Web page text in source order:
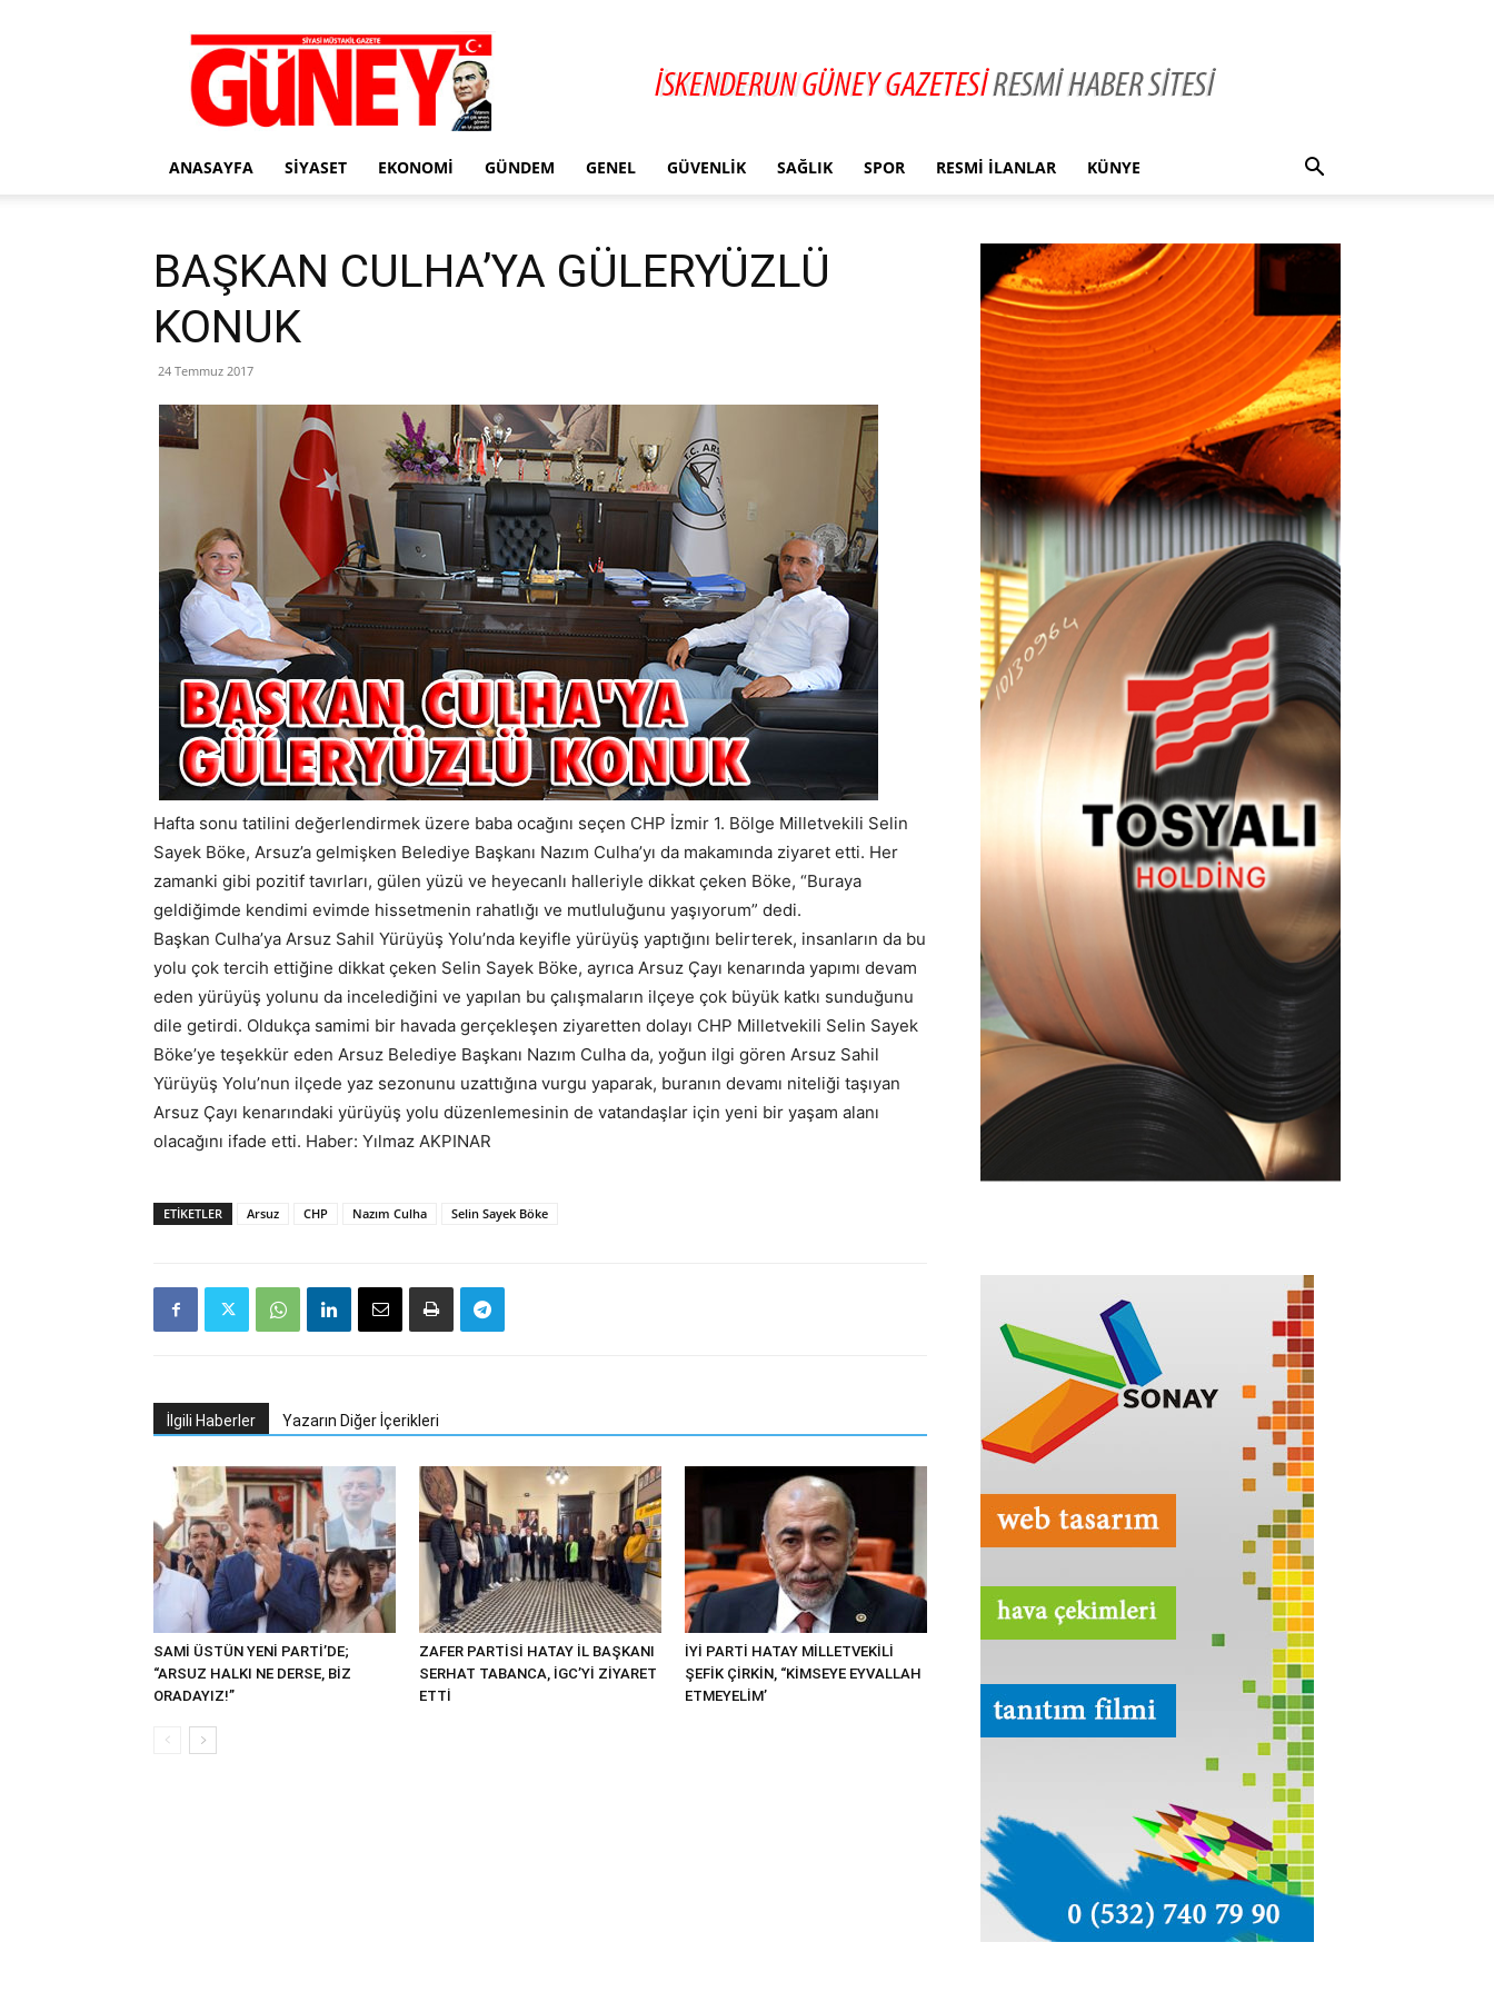
Gazete
Güney
ANASAYFA SIYASET EKONOMI GÜNDEM GENEL GÜVENLIK SAĞLIK SPOR RESMI İLANLAR KÜNYE
BAŞKAN CULHA’YA GÜLERYÜZLÜ
KONUK
24 Temmuz 2017
Hafta sonu tatilini değerlendirmek üzere baba ocağını seçen CHP İzmir 1. Bölge Milletvekili Selin
Sayek Böke, Arsuz’a gelmişken Belediye Başkanı Nazım Culha’yı da makamında ziyaret etti. Her
zamanki gibi pozitif tavırları, gülen yüzü ve heyecanlı halleriyle dikkat çeken Böke, “Buraya
geldiğimde kendimi evimde hissetmenin rahatlığı ve mutluluğunu yaşıyorum” dedi.
Başkan Culha’ya Arsuz Sahil Yürüyüş Yolu’nda keyifle yürüyüş yaptığını belirterek, insanların da bu
yolu çok tercih ettiğine dikkat çeken Selin Sayek Böke, ayrıca Arsuz Çayı kenarında yapımı devam
eden yürüyüş yolunu da incelediğini ve yapılan bu çalışmaların ilçeye çok büyük katkı sunduğunu
dile getirdi. Oldukça samimi bir havada gerçekleşen ziyaretten dolayı CHP Milletvekili Selin Sayek
Böke’ye teşekkür eden Arsuz Belediye Başkanı Nazım Culha da, yoğun ilgi gören Arsuz Sahil
Yürüyüş Yolu’nun ilçede yaz sezonunu uzattığına vurgu yaparak, buranın devamı niteliği taşıyan
Arsuz Çayı kenarındaki yürüyüş yolu düzenlemesinin de vatandaşlar için yeni bir yaşam alanı
olacağını ifade etti. Haber: Yılmaz AKPINAR
ETIKETLER Arsuz CHP Nazım Culha Selin Sayek Böke
İlgili Haberler Yazarın Diğer İçerikleri
SAMİ ÜSTÜN YENİ PARTİ’DE;
“ARSUZ HALKI NE DERSE, BİZ
ORADAYIZ!”
ZAFER PARTİSİ HATAY İL BAŞKANI
SERHAT TABANCA, İGC’Yİ ZİYARET
ETTİ
İYİ PARTİ HATAY MİLLETVEKİLİ
ŞEFİK ÇİRKİN, “KİMSEYE EYVALLAH
ETMEYELİM’